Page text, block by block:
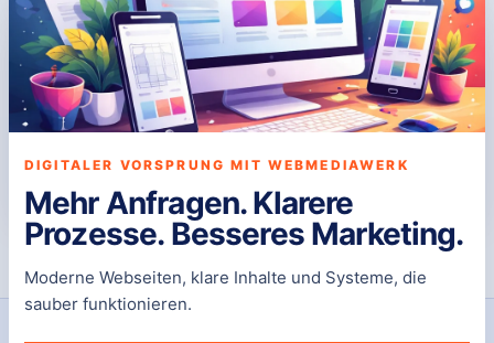
RATGEBER
Fachbeiträge dieses
Autors
Keine Ratgeber vorhanden.
DIGITALER VORSPRUNG MIT WEBMEDIAWERK
Mehr Anfragen. Klarere
Prozesse. Besseres Marketing.
Moderne Webseiten, klare Inhalte und Systeme, die
sauber funktionieren.